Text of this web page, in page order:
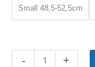
Small 48,5-52,5cm
- +